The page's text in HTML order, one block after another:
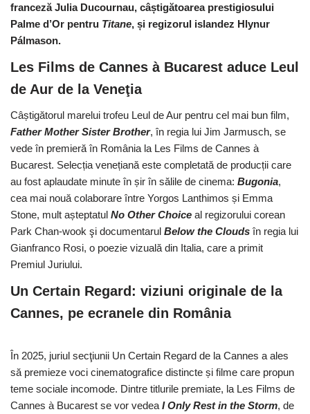
franceză Julia Ducournau, câștigătoarea prestigiosului
Palme d’Or pentru Titane, și regizorul islandez Hlynur
Pálmason.
Les Films de Cannes à Bucarest aduce Leul
de Aur de la Veneţia
Câștigătorul marelui trofeu Leul de Aur pentru cel mai bun film,
Father Mother Sister Brother, în regia lui Jim Jarmusch, se
vede în premieră în România la Les Films de Cannes à
Bucarest. Selecția venețiană este completată de producții care
au fost aplaudate minute în șir în sălile de cinema: Bugonia,
cea mai nouă colaborare între Yorgos Lanthimos și Emma
Stone, mult așteptatul No Other Choice al regizorului corean
Park Chan-wook şi documentarul Below the Clouds în regia lui
Gianfranco Rosi, o poezie vizuală din Italia, care a primit
Premiul Juriului.
Un Certain Regard: viziuni originale de la
Cannes, pe ecranele din România
În 2025, juriul secţiunii Un Certain Regard de la Cannes a ales
să premieze voci cinematografice distincte și filme care propun
teme sociale incomode. Dintre titlurile premiate, la Les Films de
Cannes à Bucarest se vor vedea I Only Rest in the Storm, de